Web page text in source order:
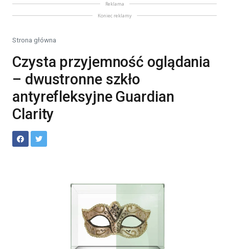
Reklama
Koniec reklamy
Strona główna
Czysta przyjemność oglądania
– dwustronne szkło
antyrefleksyjne Guardian
Clarity